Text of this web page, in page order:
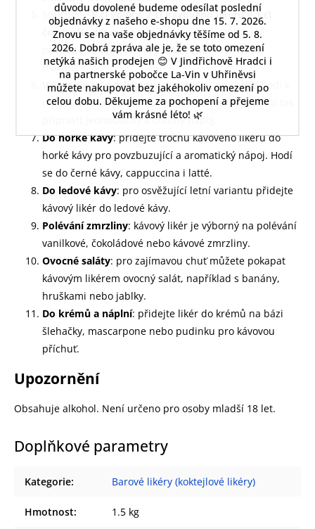
důvodu dovolené budeme odesílat poslední
objednávky z našeho e‑shopu dne 15. 7. 2026.
Znovu se na vaše objednávky těšíme od 5. 8.
2026. Dobrá zpráva ale je, že se toto omezení
netýká našich prodejen 😊 V Jindřichově Hradci i
na partnerské pobočce La‑Vin v Uhřiněvsi
můžete nakupovat bez jakéhokoliv omezení po
celou dobu. Děkujeme za pochopení a přejeme
vám krásné léto! 🌿
Smíchejte 5 cl vodky, 2 cl kávového likéru a 1 cl
čerstvého espressa v šejkru s ledem. Důkladně
protřepejte a sceďte do vychlazené sklenice na
martini.
V kombinaci s mlékem: kávový likér se skvěle hodí k
mléku, ať už studenému nebo teplému. Můžete si tak
připravit jednoduchý a chutný nápoj.
Do horké kávy: přidejte trochu kávového likéru do
horké kávy pro povzbuzující a aromatický nápoj. Hodí
se do černé kávy, cappuccina i latté.
Do ledové kávy: pro osvěžující letní variantu přidejte
kávový likér do ledové kávy.
Polévání zmrzliny: kávový likér je výborný na polévání
vanilkové, čokoládové nebo kávové zmrzliny.
Ovocné saláty: pro zajímavou chuť můžete pokapat
kávovým likérem ovocný salát, například s banány,
hruškami nebo jablky.
Do krémů a náplní: přidejte likér do krémů na bázi
šlehačky, mascarpone nebo pudinku pro kávovou
příchuť.
Upozornění
Obsahuje alkohol. Není určeno pro osoby mladší 18 let.
Doplňkové parametry
Kategorie: Barové likéry (koktejlové likéry)
Hmotnost: 1.5 kg